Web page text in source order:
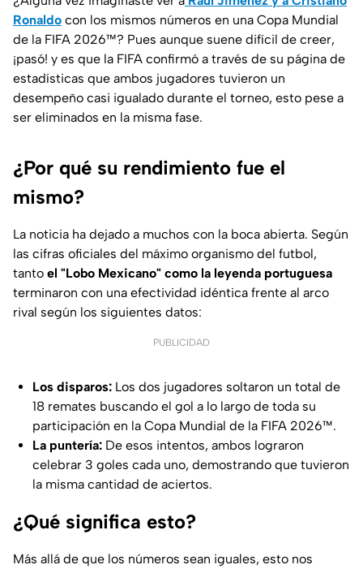
Ronaldo con los mismos números en una Copa Mundial
de la FIFA 2026™? Pues aunque suene difícil de creer,
¡pasó! y es que la FIFA confirmó a través de su página de
estadísticas que ambos jugadores tuvieron un
desempeño casi igualado durante el torneo, esto pese a
ser eliminados en la misma fase.
¿Por qué su rendimiento fue el
mismo?
La noticia ha dejado a muchos con la boca abierta. Según
las cifras oficiales del máximo organismo del futbol,
tanto el "Lobo Mexicano" como la leyenda portuguesa
terminaron con una efectividad idéntica frente al arco
rival según los siguientes datos:
PUBLICIDAD
Los disparos: Los dos jugadores soltaron un total de
18 remates buscando el gol a lo largo de toda su
participación en la Copa Mundial de la FIFA 2026™.
La puntería: De esos intentos, ambos lograron
celebrar 3 goles cada uno, demostrando que tuvieron
la misma cantidad de aciertos.
¿Qué significa esto?
Más allá de que los números sean iguales, esto nos